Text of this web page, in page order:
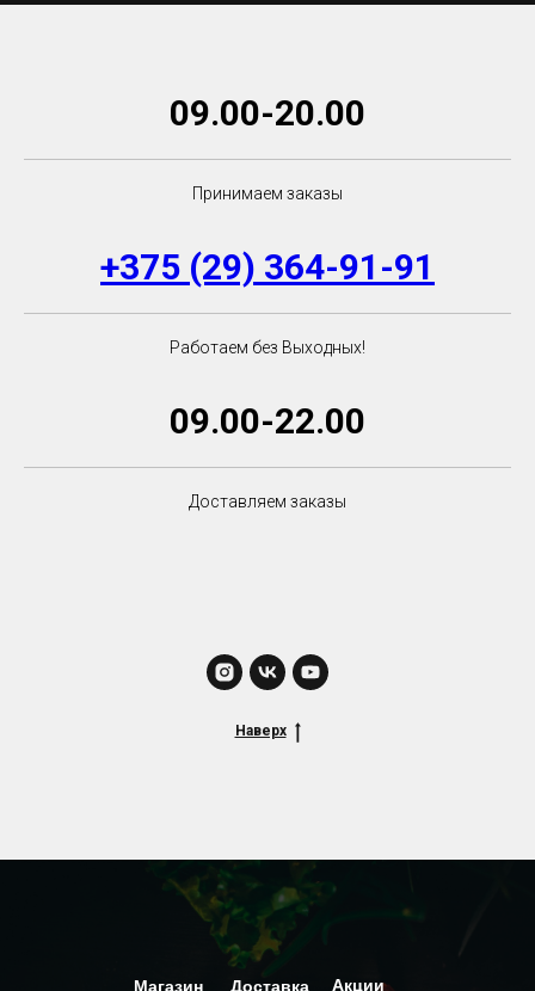
09.00-20.00
Принимаем заказы
+375 (29) 364-91-91
Работаем без Выходных!
09.00-22.00
Доставляем заказы
Наверх
Магазин Доставка Акции